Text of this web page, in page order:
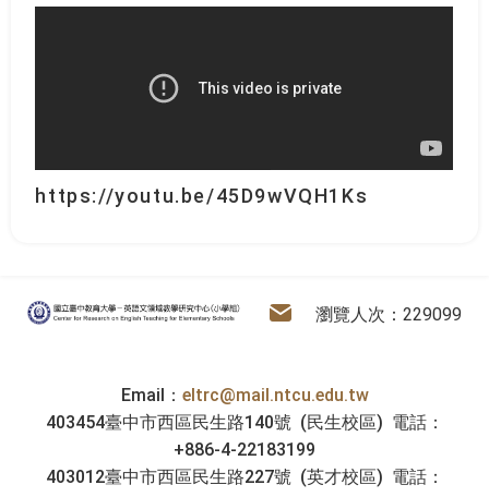
https://youtu.be/45D9wVQH1Ks
::: 瀏覽人次：229099
英語文領域教學研究中心
電子信箱
Email： eltrc@mail.ntcu.edu.tw
403454臺中市西區民生路140號 (民生校區) 電話：
+886-4-22183199
403012臺中市西區民生路227號 (英才校區) 電話：